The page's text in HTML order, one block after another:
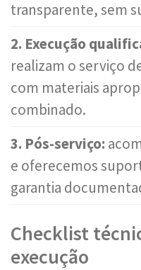
transparente, sem
2. Execução
realizam o serviço
com materiais
combinado.
3. Pós-serviço:
e oferecemos
garantia
Checklist
execução